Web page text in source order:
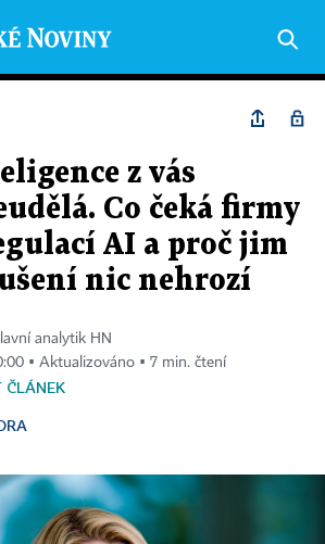
z vás
Co čeká firmy
AI a proč jim
nic nehrozí
analytik HN
▪ Aktualizováno ▪ 7 min. čtení
ČLÁNEK